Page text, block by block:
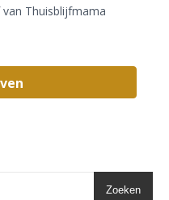
Thuisblijfmama
Zoeken